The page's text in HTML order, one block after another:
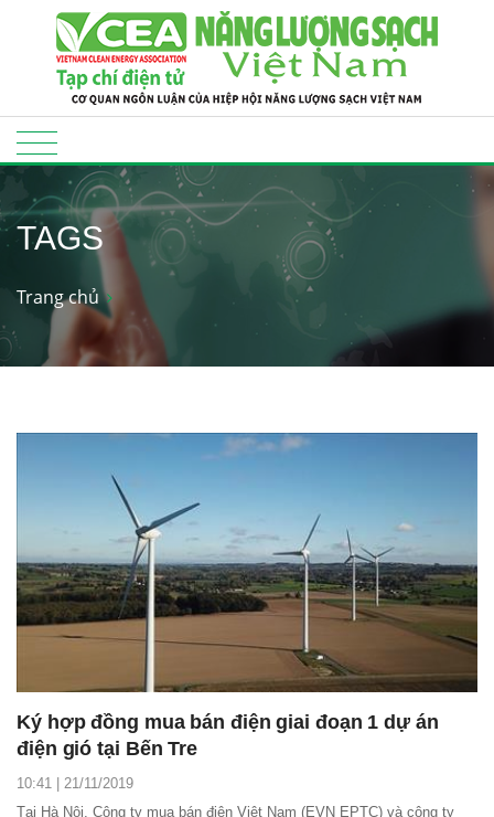
TAGS
Trang chủ
Ký hợp đồng mua bán điện giai đoạn 1 dự án
điện gió tại Bến Tre
10:41 | 21/11/2019
Tại Hà Nội, Công ty mua bán điện Việt Nam (EVN EPTC) và công ty